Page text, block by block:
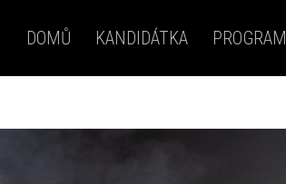
DOMŮ KANDIDÁTKA PROGRAM